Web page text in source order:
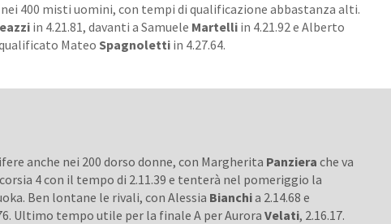
400 misti uomini, con tempi di qualificazione abbastanza alti.
in 4.21.81, davanti a Samuele Martelli in 4.21.92 e Alberto
Mateo Spagnoletti in 4.27.64.
anche nei 200 dorso donne, con Margherita Panziera che va
4 con il tempo di 2.11.39 e tenterà nel pomeriggio la
Ben lontane le rivali, con Alessia Bianchia 2.14.68 e
Ultimo tempo utile per la finale A per AuroraVelati, 2.16.17.